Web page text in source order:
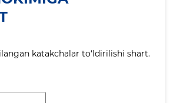
katakchalar to‘ldirilishi shart.